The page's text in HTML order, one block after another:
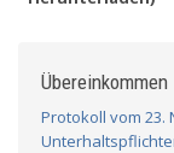
Übereinkommen
Protokoll vom 23.